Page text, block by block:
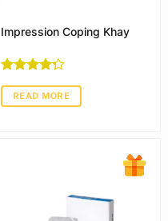
Impression Coping Khay
Rated4
out of 5
READ MORE